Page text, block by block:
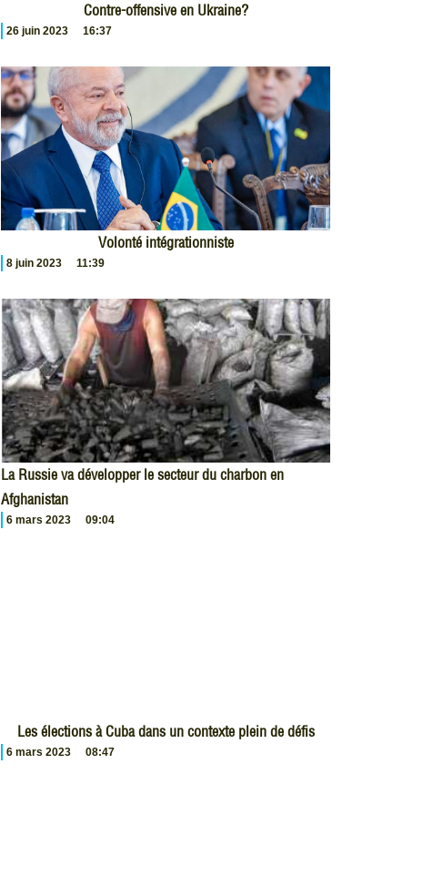
Contre-offensive en Ukraine?
26 juin 2023 16:37
Volonté intégrationniste
8 juin 2023 11:39
La Russie va développer le secteur du charbon en
Afghanistan
6 mars 2023 09:04
Les élections à Cuba dans un contexte plein de défis
6 mars 2023 08:47